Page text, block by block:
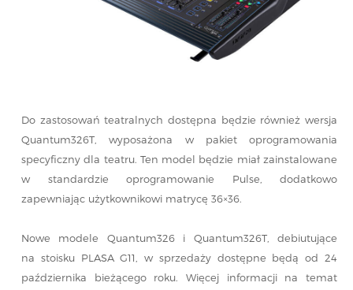
Do zastosowań teatralnych dostępna będzie również wersja
Quantum326T, wyposażona w pakiet oprogramowania
specyficzny dla teatru. Ten model będzie miał zainstalowane
w standardzie oprogramowanie Pulse, dodatkowo
zapewniając użytkownikowi matrycę 36×36.
Nowe modele Quantum326 i Quantum326T, debiutujące
na stoisku PLASA G11, w sprzedaży dostępne będą od 24
października bieżącego roku. Więcej informacji na temat